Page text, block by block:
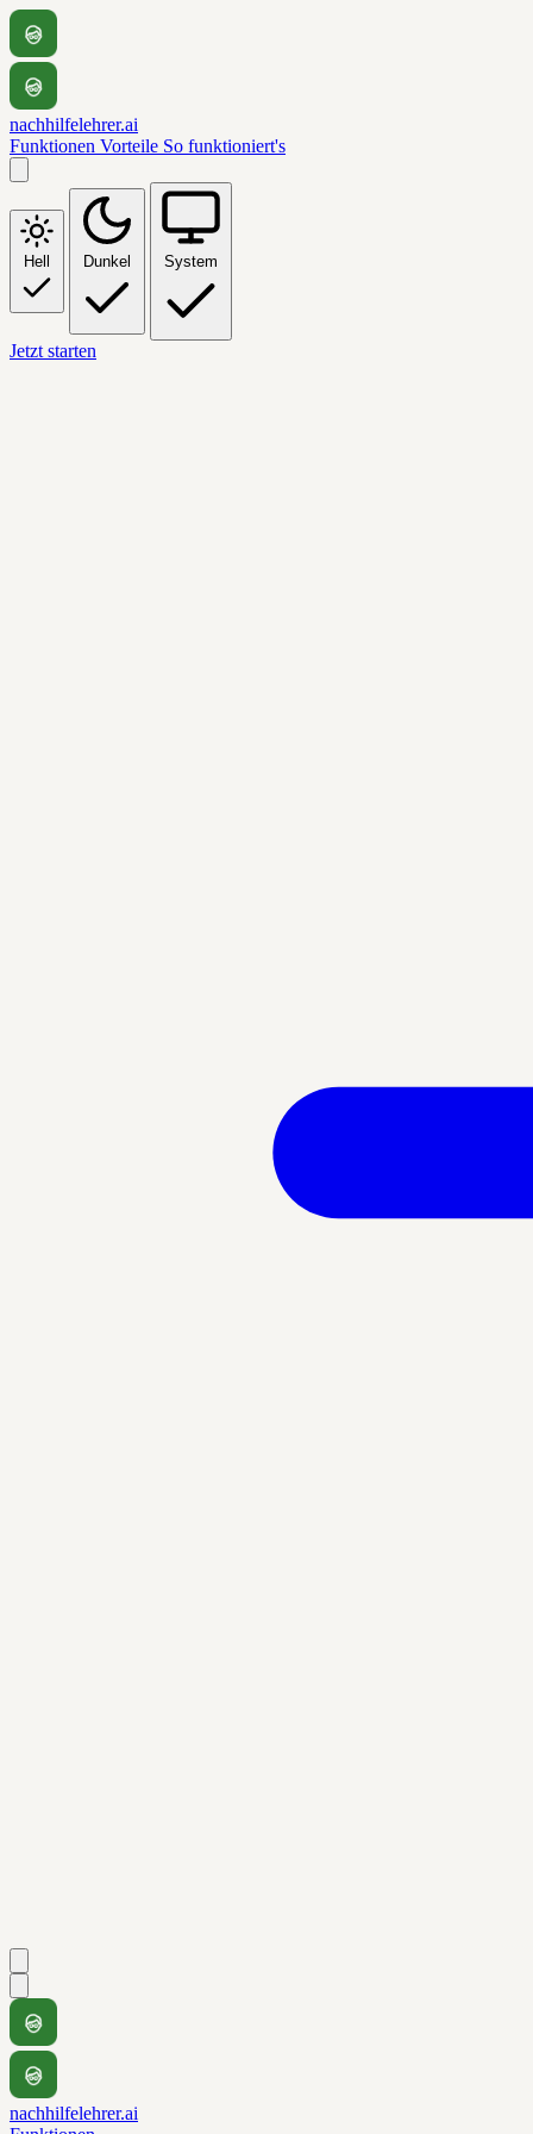
nachhilfelehrer.ai
Funktionen Vorteile So funktioniert's
Hell Dunkel System
Jetzt starten
nachhilfelehrer.ai